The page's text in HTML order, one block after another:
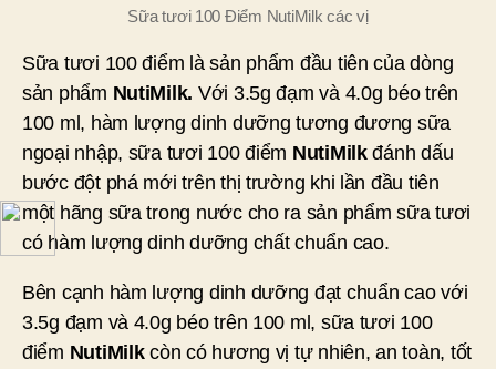
Sữa tươi 100 Điểm NutiMilk các vị
Sữa tươi 100 điểm là sản phẩm đầu tiên của dòng
sản phẩm NutiMilk. Với 3.5g đạm và 4.0g béo trên
100 ml, hàm lượng dinh dưỡng tương đương sữa
ngoại nhập, sữa tươi 100 điểm NutiMilkđánh dấu
bước đột phá mới trên thị trường khi lần đầu tiên
một hãng sữa trong nước cho ra sản phẩm sữa tươi
có hàm lượng dinh dưỡng chất chuẩn cao.
Bên cạnh hàm lượng dinh dưỡng đạt chuẩn cao với
3.5g đạm và 4.0g béo trên 100 ml, sữa tươi 100
điểm NutiMilkcòn có hương vị tự nhiên, an toàn, tốt